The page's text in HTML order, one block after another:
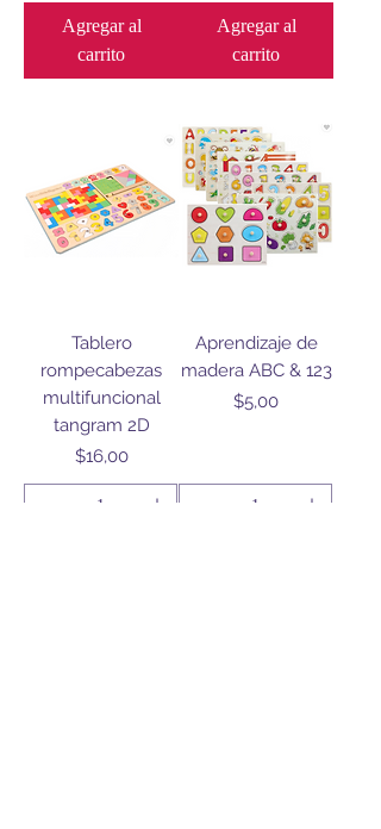
Agregar al
carrito
Agregar al
carrito
Tablero
rompecabezas
multifuncional
tangram 2D
Precio
$16,00
Aprendizaje de
madera ABC & 123
Precio
$5,00